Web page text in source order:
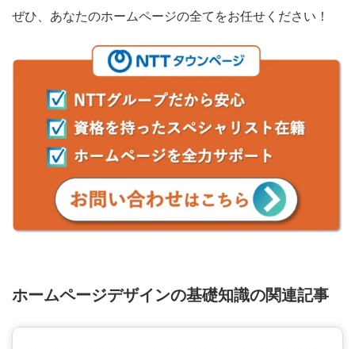
ぜひ、あなたのホームページの全てをお任せください！
ホームページデザインの基礎知識の関連記事